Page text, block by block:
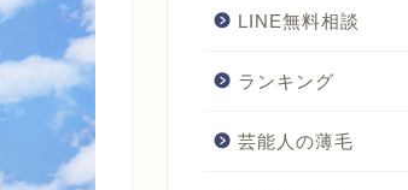
LINE無料相談
ランキング
芸能人の薄毛